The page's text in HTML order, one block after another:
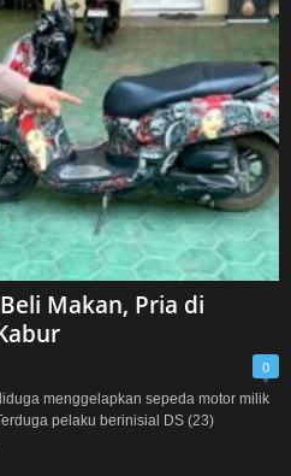
Makan, Pria di
0
menggelapkan sepeda motor milik
pelaku berinisial DS (23)